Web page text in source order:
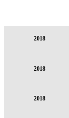
2018
2018
2018